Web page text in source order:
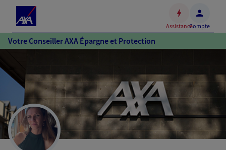
Accéder
au
Accéder
au
pied
de
page
AssistanceCompte
Votre Conseiller AXA Épargne et Protection